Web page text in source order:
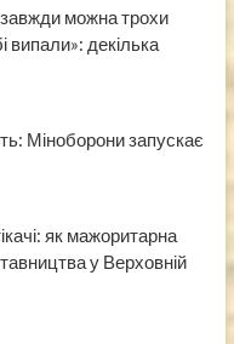
завжди можна трохи
випали»: декілька
Міноборони запускає
як мажоритарна
у Верховній